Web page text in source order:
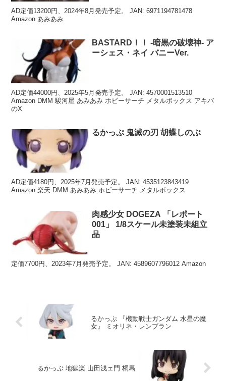
AD定価13200円、2024年8月発売予定。 JAN: 6971194781478
Amazon あみあみ
BASTARD！！ -暗黒の破壊神- ア
ーシェス・ネイ バニーVer.
AD定価44000円、2025年5月発売予定。 JAN: 4570001513510
Amazon DMM 駿河屋 あみあみ ホビーサーチ メタルボックス アキバ
のX
るかっぷ 鬼滅の刃 胡蝶しのぶ
AD定価4180円、2025年7月発売予定。 JAN: 4535123843419
Amazon 楽天 DMM あみあみ ホビーサーチ メタルボックス
肉感少女 DOGEZA 「レポート
001」 1/8スケール未塗装未組立
品
定価7700円、2023年7月発売予定。 JAN: 4589607796012 Amazon
るかっぷ 『機動戦士ガンダム 水星の魔
女』 ミオリネ・レンブラン
るかっぷ 地獄楽 山田浅ェ門 桐馬